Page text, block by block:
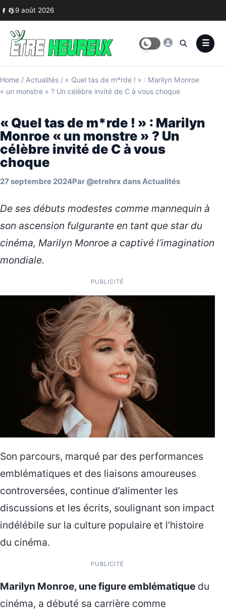
Skip to content
9 août 2026
Home / Actualités / « Quel tas de m*rde ! » : Marilyn Monroe
« un monstre » ? Un célèbre invité de C à vous choque
« Quel tas de m*rde ! » : Marilyn
Monroe « un monstre » ? Un
célèbre invité de C à vous
choque
27 septembre 2024Par @etrehrx dansActualités
De ses débuts modestes comme mannequin à
son ascension fulgurante en tant que star du
cinéma, Marilyn Monroe a captivé l’imagination
mondiale.
PUBLICITÉ
Son parcours, marqué par des performances
emblématiques et des liaisons amoureuses
controversées, continue d’alimenter les
discussions et les écrits, soulignant son impact
indélébile sur la culture populaire et l’histoire
du cinéma.
PUBLICITÉ
Marilyn Monroe, une figure emblématique du
cinéma, a débuté sa carrière comme